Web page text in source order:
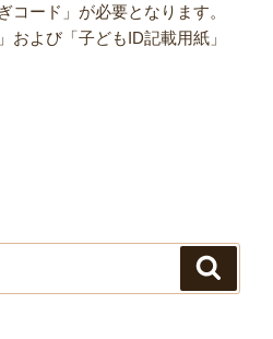
コード」が必要となります。
および「子どもID記載用紙」